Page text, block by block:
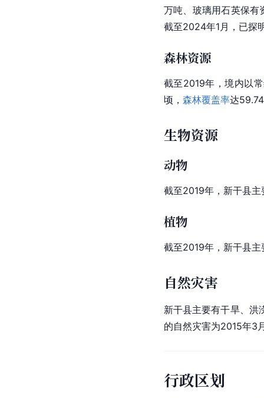
万吨、玻璃用石英保
截至2024年1月，已探
森林资源
截至2019年，境内以
顷， 森林覆盖率达
生物资源
动物
截至2019年，新干县
植物
截至2019年，新干县
自然灾害
新干县主要有干旱、洪
的自然灾害为2015年3
行政区划